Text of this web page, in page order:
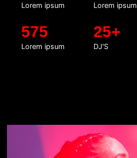
Lorem ipsum Lorem ipsum
575
Lorem ipsum
25+
DJ'S